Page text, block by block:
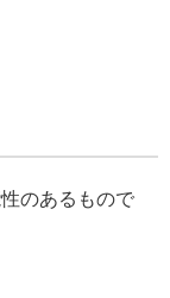
のあるもので